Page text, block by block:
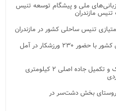
ملی و پیشگام توسعه تنیس
مازندران
رقابت‌های کشتی آزاد پیشکسوتان کشور با حضور ۲۳۰ ورزشکار در آمل
پایان پروژه نیمه‌تمام ۱۵ ساله پارک و تکمیل جاده اصلی ۲ کیلومتری
بازدید میدانی فرماندار آمل از ۱۴ روستای بخش دشت‌سر در